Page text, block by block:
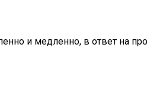
и медленно, в ответ на